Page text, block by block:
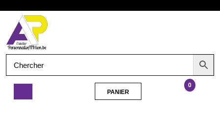
contenu
Ouvrir
le
menu
0
PANIER